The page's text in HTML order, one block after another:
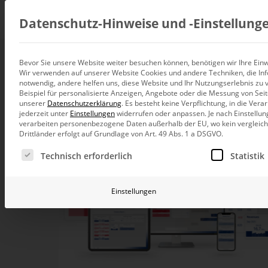
Beratung
Datenintegration
Individuelle Datenarchitektur-
BI und Analytics
Ganzheitliche Data-Analytics-
Planung, Forecasting und Simulation
Betrieb und
Betrieb Ihrer BI-Systeme in der Cloud
Datenschutz-Hinweise und
Bevor Sie unsere Website weiter besuchen können, benötigen wir Ihre
Wir verwenden auf unserer Website Cookies und andere Techniken, die
notwendig, andere helfen uns, diese Website und Ihr Nutzungserlebnis zu
Beispiel für personalisierte Anzeigen, Angebote oder die Messung von
unserer Datenschutzerklärung. Es besteht keine Verpflichtung, in die
jederzeit unter Einstellungenwiderrufen oder anpassen. Je nach
verarbeiten personenbezogene Daten außerhalb der EU, wo kein
Drittländer erfolgt auf Grundlage von Art. 49 Abs. 1 a DSGVO.
Es folgt eine Liste der Service-Gruppen, für die eine
Technisch erforderlich Statistik
Einstellungen